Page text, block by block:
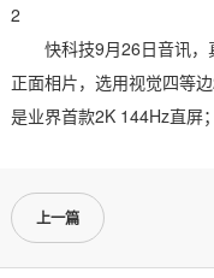
2
快科技9月26日音讯，
正面相片，选用视觉四等
是业界首款2K 144Hz直屏
上一篇